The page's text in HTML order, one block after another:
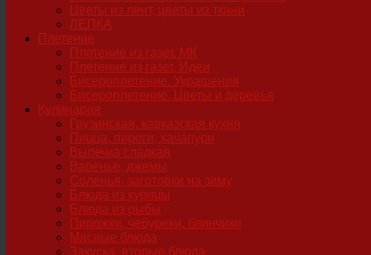
Цветы из лент, цветы из ткани
ЛЕПКА
Плетение
Плетение из газет. МК
Плетение из газет. Идеи
Бисероплетение. Украшения
Бисероплетение. Цветы и деревья
Кулинария
Грузинская, кавказская кухня
Пицца, пироги, хачапури
Выпечка сладкая
Варенье, джемы
Соленья, заготовки на зиму
Блюда из курицы
Блюда из рыбы
Пирожки, чебуреки, блинчики
Мясные блюда
Закуска, вторые блюда